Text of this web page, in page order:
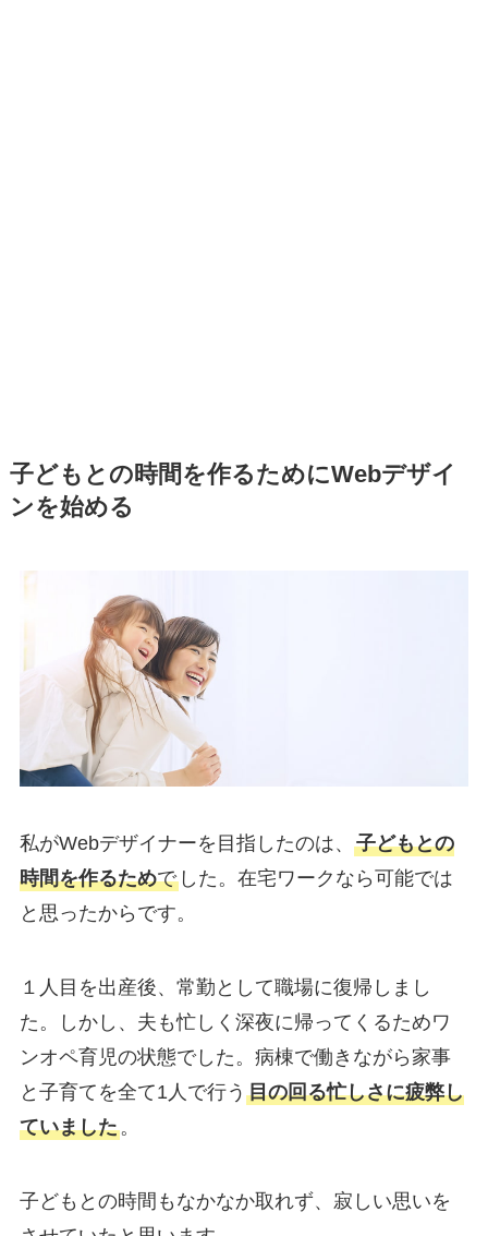
子どもとの時間を作るためにWebデザイ
ンを始める
私がWebデザイナーを目指したのは、 子どもとの
時間を作るためでした。在宅ワークなら可能では
と思ったからです。
１人目を出産後、常勤として職場に復帰しまし
た。しかし、夫も忙しく深夜に帰ってくるためワ
ンオペ育児の状態でした。病棟で働きながら家事
と子育てを全て1人で行う 目の回る忙しさに疲弊し
ていました。
子どもとの時間もなかなか取れず、寂しい思いを